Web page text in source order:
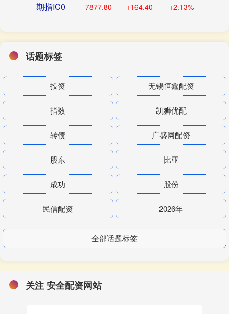
期指IC0 7877.80 +164.40 +2.13%
话题标签
投资 无锡恒鑫配资
指数 凯狮优配
转债 广盛网配资
股东 比亚
成功 股份
民信配资 2026年
全部话题标签
关注 安全配资网站